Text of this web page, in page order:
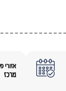
אזורי
מרכז